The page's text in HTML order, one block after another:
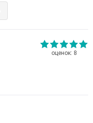
оценок: 8